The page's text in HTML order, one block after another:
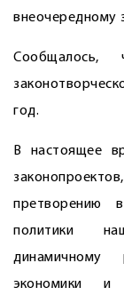
внеочередному
Сообщалось,
год.
В настоящее
претворению
политики
динамичному
экономики и